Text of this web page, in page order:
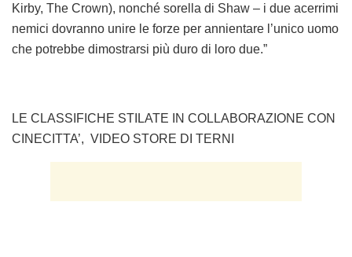
Kirby, The Crown), nonché sorella di Shaw – i due acerrimi
nemici dovranno unire le forze per annientare l’unico uomo
che potrebbe dimostrarsi più duro di loro due.”
LE CLASSIFICHE STILATE IN COLLABORAZIONE CON
CINECITTA’, VIDEO STORE DI TERNI